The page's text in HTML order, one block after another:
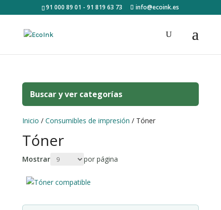
91 000 89 01 - 91 819 63 73 info@ecoink.es
Buscar y ver categorías
Inicio / Consumibles de impresión / Tóner
Tóner
Mostrar por página